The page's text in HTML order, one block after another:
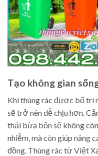
Tạo không gian
Khi thùng rác được bố trí
sẽ trở nên dễ chịu hơn.
thải bừa bộn sẽ không
nhiễm, mà còn giúp nâng
đồng. Thùng rác từ Việt